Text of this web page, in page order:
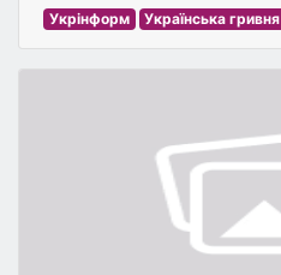
Укрінформ Українська гривня